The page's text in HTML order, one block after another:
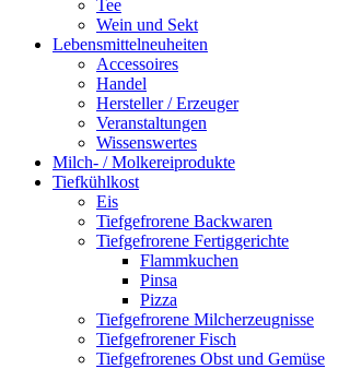
Tee
Wein und Sekt
Lebensmittelneuheiten
Accessoires
Handel
Hersteller / Erzeuger
Veranstaltungen
Wissenswertes
Milch- / Molkereiprodukte
Tiefkühlkost
Eis
Tiefgefrorene Backwaren
Tiefgefrorene Fertiggerichte
Flammkuchen
Pinsa
Pizza
Tiefgefrorene Milcherzeugnisse
Tiefgefrorener Fisch
Tiefgefrorenes Obst und Gemüse